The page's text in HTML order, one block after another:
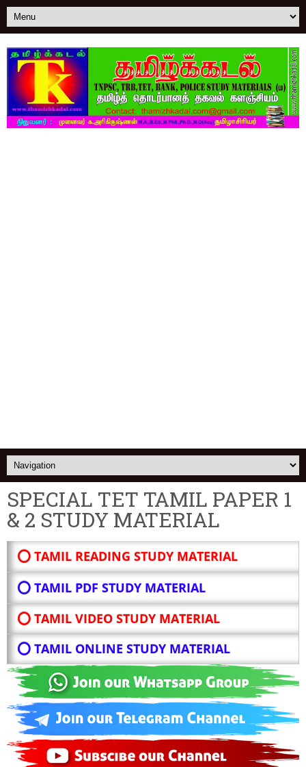
SPECIAL TET TAMIL PAPER 1
& 2 STUDY MATERIAL
⭕ TAMIL READING STUDY MATERIAL
⭕ TAMIL PDF STUDY MATERIAL
⭕ TAMIL VIDEO STUDY MATERIAL
⭕ TAMIL ONLINE STUDY MATERIAL